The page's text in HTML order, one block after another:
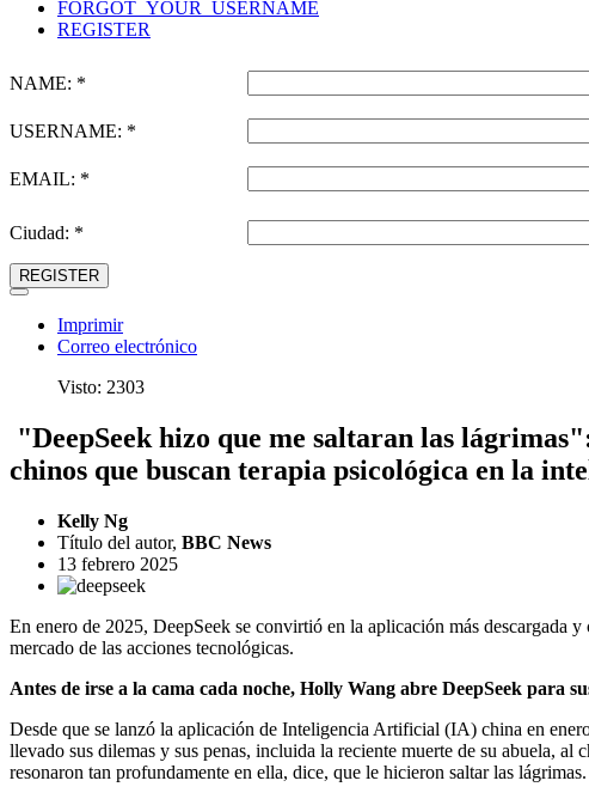
FORGOT_YOUR_USERNAME
REGISTER
NAME: *
USERNAME: *
EMAIL: *
Ciudad: *
REGISTER
Imprimir
Correo electrónico
Visto: 2303
"DeepSeek hizo que me saltaran las
chinos que buscan terapia psicológica en la
Kelly Ng
Título del autor, BBC News
13 febrero 2025
En enero de 2025, DeepSeek se convirtió en la aplicación más descargada y
mercado de las acciones tecnológicas.
Antes de irse a la cama cada noche, Holly Wang abre DeepSeek para
Desde que se lanzó la aplicación de Inteligencia Artificial (IA) china en
llevado sus dilemas y sus penas, incluida la reciente muerte de su abuela, al
resonaron tan profundamente en ella, dice, que le hicieron saltar las lágrimas.